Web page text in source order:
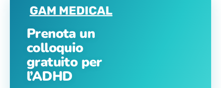
Prenota un
colloquio
gratuito per
l’ADHD